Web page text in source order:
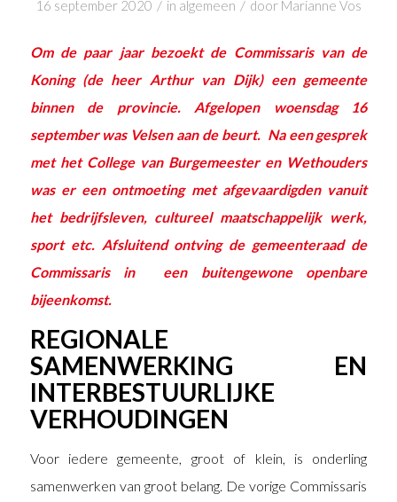
16 september 2020 / in algemeen / door Marianne Vos
Om de paar jaar bezoekt de Commissaris van de
Koning (de heer Arthur van Dijk) een gemeente
binnen de provincie. Afgelopen woensdag 16
september was Velsen aan de beurt. Na een gesprek
met het College van Burgemeester en Wethouders
was er een ontmoeting met afgevaardigden vanuit
het bedrijfsleven, cultureel maatschappelijk werk,
sport etc. Afsluitend ontving de gemeenteraad de
Commissaris in een buitengewone openbare
bijeenkomst.
REGIONALE
SAMENWERKING EN
INTERBESTUURLIJKE
VERHOUDINGEN
Voor iedere gemeente, groot of klein, is onderling
samenwerken van groot belang. De vorige Commissaris